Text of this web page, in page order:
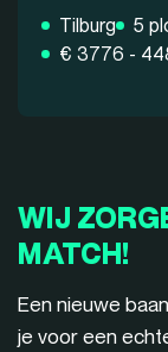
Tilburg 5
€ 3776 -
WIJ
MATCH!
Een nieuwe
je voor een